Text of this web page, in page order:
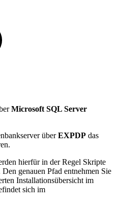
Microsoft SQL Server
überEXPDP das
hierfür in der Regel Skripte
genauen Pfad entnehmen Sie
Installationsübersicht im
sich im